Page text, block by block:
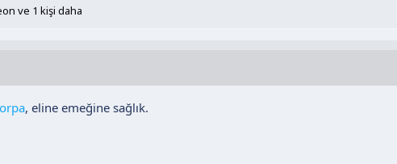
ve 1 kişi daha
, eline emeğine sağlık.